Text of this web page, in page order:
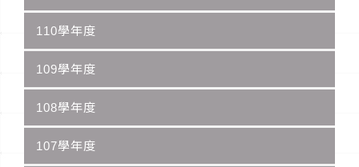
110學年度
109學年度
108學年度
107學年度